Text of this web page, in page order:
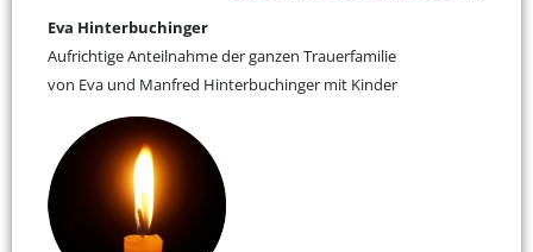
Eva Hinterbuchinger
Aufrichtige Anteilnahme der ganzen Trauerfamilie
von Eva und Manfred Hinterbuchinger mit Kinder